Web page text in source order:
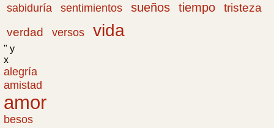
sabiduría sentimientos sueños tiempo
tristeza
verdad
versos vida
" y
x
alegría
amistad
amor
besos